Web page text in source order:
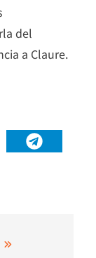
del
a Claure.